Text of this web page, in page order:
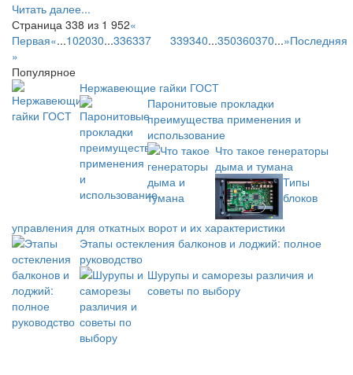
Читать далее...
Страница 338 из 1 952«
Первая«...102030...336337 339340...350360370...»Последняя
»
Популярное
Нержавеющие гайки ГОСТ
Паронитовые прокладки
преимущества применения и
использование
Что такое генераторы
дыма и тумана
Типы
блоков
управления для откатных ворот и их характеристики
Этапы остекления балконов и лоджий: полное
руководство
Шурупы и саморезы различия и
советы по выбору